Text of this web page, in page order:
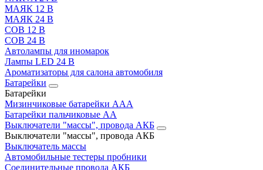
МАЯК 12 В
МАЯК 24 В
COB 12 В
COB 24 В
Автолампы для иномарок
Лампы LED 24 B
Ароматизаторы для салона автомобиля
Батарейки
Батарейки
Мизинчиковые батарейки AAA
Батарейки пальчиковые АА
Выключатели "массы", провода АКБ
Выключатели "массы", провода АКБ
Выключатель массы
Автомобильные тестеры пробники
Соединительные провода АКБ